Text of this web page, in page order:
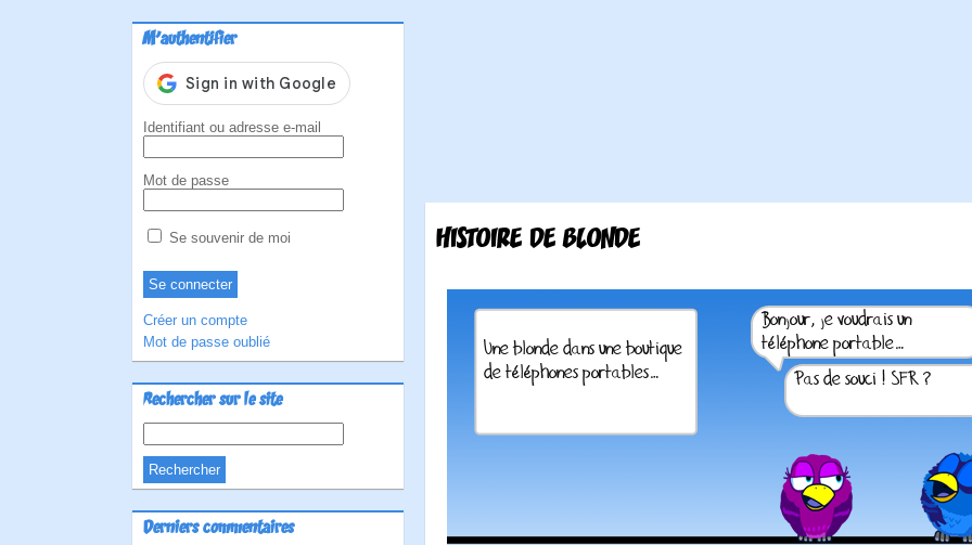
M'authentifier
Identifiant ou adresse e-mail
Mot de passe
Se souvenir de moi
Créer un compte
Mot de passe oublié
Rechercher sur le site
Derniers commentaires
HISTOIRE DE BLONDE